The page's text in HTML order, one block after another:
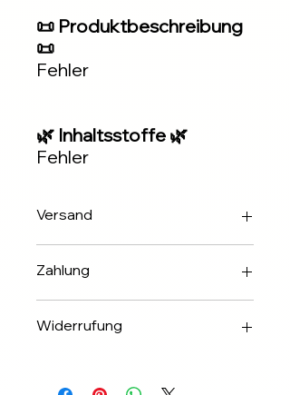
📜 Produktbeschreibung
📜
Fehler
🌿 Inhaltsstoffe 🌿
Fehler
Versand
Zahlung
✅Banküberweisung
Widerrufung